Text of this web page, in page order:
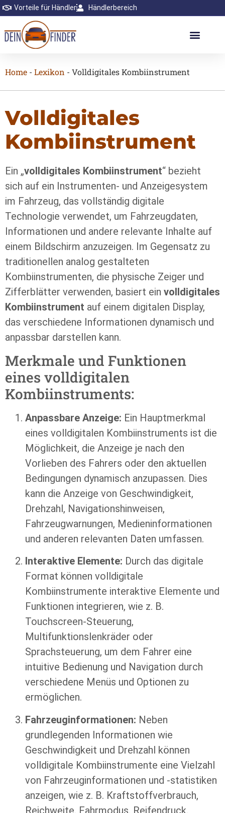
Vorteile für Händler Händlerbereich
Home - Lexikon - Volldigitales Kombiinstrument
Volldigitales
Kombiinstrument
Ein „volldigitales Kombiinstrument“ bezieht
sich auf ein Instrumenten- und Anzeigesystem
im Fahrzeug, das vollständig digitale
Technologie verwendet, um Fahrzeugdaten,
Informationen und andere relevante Inhalte auf
einem Bildschirm anzuzeigen. Im Gegensatz zu
traditionellen analog gestalteten
Kombiinstrumenten, die physische Zeiger und
Zifferblätter verwenden, basiert ein volldigitales
Kombiinstrument auf einem digitalen Display,
das verschiedene Informationen dynamisch und
anpassbar darstellen kann.
Merkmale und Funktionen
eines volldigitalen
Kombiinstruments:
Anpassbare Anzeige: Ein Hauptmerkmal
eines volldigitalen Kombiinstruments ist die
Möglichkeit, die Anzeige je nach den
Vorlieben des Fahrers oder den aktuellen
Bedingungen dynamisch anzupassen. Dies
kann die Anzeige von Geschwindigkeit,
Drehzahl, Navigationshinweisen,
Fahrzeugwarnungen, Medieninformationen
und anderen relevanten Daten umfassen.
Interaktive Elemente: Durch das digitale
Format können volldigitale
Kombiinstrumente interaktive Elemente und
Funktionen integrieren, wie z. B.
Touchscreen-Steuerung,
Multifunktionslenkräder oder
Sprachsteuerung, um dem Fahrer eine
intuitive Bedienung und Navigation durch
verschiedene Menüs und Optionen zu
ermöglichen.
Fahrzeuginformationen: Neben
grundlegenden Informationen wie
Geschwindigkeit und Drehzahl können
volldigitale Kombiinstrumente eine Vielzahl
von Fahrzeuginformationen und -statistiken
anzeigen, wie z. B. Kraftstoffverbrauch,
Reichweite, Fahrmodus, Reifendruck,